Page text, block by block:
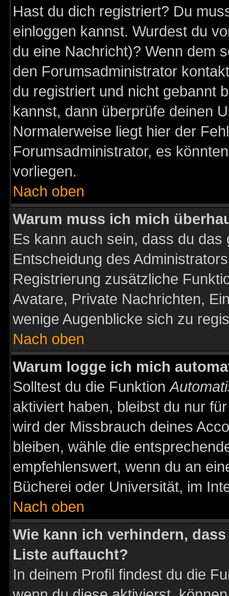
Hast du dich registriert? Du
einloggen kannst. Wurdest du
du eine Nachricht)? Wenn dem
den Forumsadministrator
du registriert und nicht gebannt
kannst, dann überprüfe deinen
Normalerweise liegt hier der
Forumsadministrator, es
vorliegen.
Nach oben
Warum muss ich mich
Es kann auch sein, dass du
Entscheidung des
Registrierung zusätzliche
Avatare, Private Nachrichten,
wenige Augenblicke sich zu
Nach oben
Warum logge ich mich
Solltest du die Funktion
aktiviert haben, bleibst du nur
wird der Missbrauch deines
bleiben, wähle die
empfehlenswert, wenn du an
Bücherei oder Universität, im
Nach oben
Wie kann ich verhindern,
Liste auftaucht?
In deinem Profil findest du die